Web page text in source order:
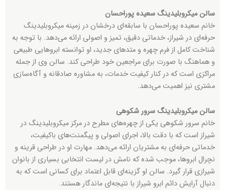
سالن میکروبلیدینگ سعیده پوراحسان
خانم سعیده پوراحسان با سابقه‌ای درخشان در زمینه میکروبلیدینگ
حرفه‌ای در شیراز، خدماتی دقیق، تمیز و اصولی ارائه می‌دهد. با توجه به
شناخت کامل از فرم چهره و متدهای جدید، او توانسته ابروهایی طبیعی
و هماهنگ با صورت برای مراجعین خود طراحی کند. سالن وی از جمله
مراکزی است که در کنار کیفیت خدمات، به مشاوره صادقانه و آگاه‌سازی
مشتری نیز اهمیت می‌دهد.
سالن میکروبلیدینگ سرور شکوهی
خانم سرور شکوهی یکی از چهره‌های مطرح در مرکز میکروبلیدینگ در
شیراز است که با دقت بالا، اجرای اصولی و پیگمنت‌های باکیفیت،
خدماتی حرفه‌ای به مشتریان ارائه می‌دهد. مهارت او در طراحی قرینه و
نچرال ابروها، موجب شده که نامش در لیست انتخابی بسیاری از بانوان
شیرازی قرار گیرد. سالن او گزینه‌ای قابل اعتماد برای کسانی است که به
دنبال آرایش دائم ابرو شیراز با نتیجه‌ای ماندگار هستند.